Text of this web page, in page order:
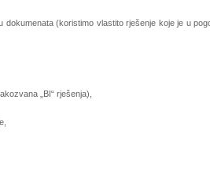
dokumenata (koristimo vlastito rješenje koje je u
„BI“ rješenja),